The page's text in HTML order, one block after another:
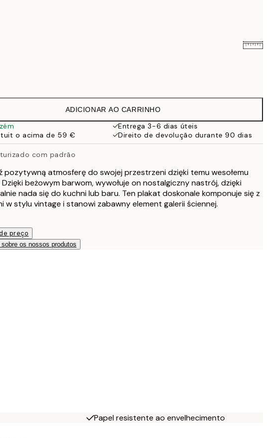
ADICIONAR AO CARRINHO
Entrega 3-6 dias úteis
o acima de 59 €
Direito de devolução durante 90 dias
com padrão
pozytywną atmosferę do swojej przestrzeni dzięki temu wesołemu
beżowym barwom, wywołuje on nostalgiczny nastrój, dzięki
nada się do kuchni lub baru. Ten plakat doskonale komponuje się z
w stylu vintage i stanowi zabawny element galerii ściennej.
preço
os nossos produtos
Papel resistente ao envelhecimento